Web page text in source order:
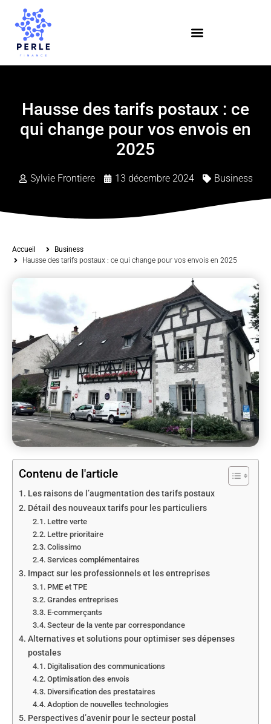
Hausse des tarifs postaux : ce
qui change pour vos envois en
2025
Sylvie Frontiere 13 décembre 2024 Business
Accueil
Business
Hausse des tarifs postaux : ce qui change pour vos envois en 2025
Contenu de l'article
Les raisons de l’augmentation des tarifs postaux
Détail des nouveaux tarifs pour les particuliers
Lettre verte
Lettre prioritaire
Colissimo
Services complémentaires
Impact sur les professionnels et les entreprises
PME et TPE
Grandes entreprises
E-commerçants
Secteur de la vente par correspondance
Alternatives et solutions pour optimiser ses dépenses
postales
Digitalisation des communications
Optimisation des envois
Diversification des prestataires
Adoption de nouvelles technologies
Perspectives d’avenir pour le secteur postal